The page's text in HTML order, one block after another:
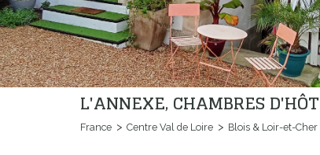
L'ANNEXE, CHAMBRES
France Centre Val de Loire Blois & Loir-et-Cher